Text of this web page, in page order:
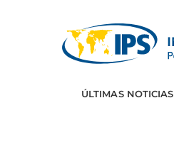
ÚLTIMAS NOTICIAS